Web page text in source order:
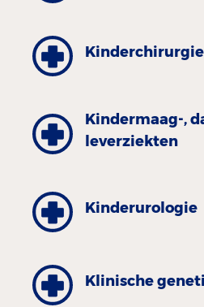
Kinder­chirurgie
Kinder­maag-,
leverziekten
Kinder­urologie
Klinische